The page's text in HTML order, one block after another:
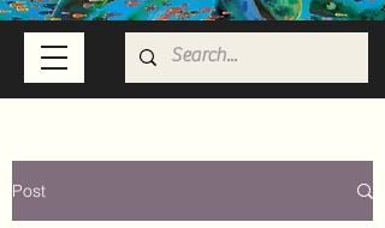
Post